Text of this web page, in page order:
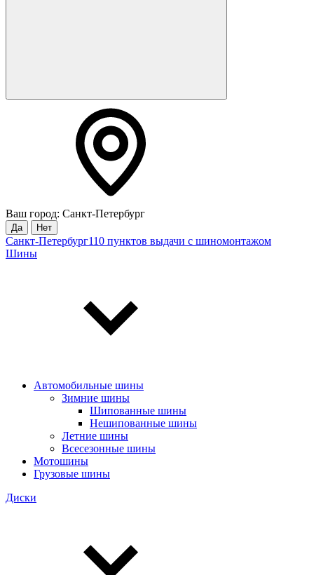
Ваш город: Санкт-Петербург
Да Нет
Санкт-Петербург110 пунктов выдачи с шиномонтажом
Шины
Автомобильные шины
Зимние шины
Шипованные шины
Нешипованные шины
Летние шины
Всесезонные шины
Мотошины
Грузовые шины
Диски